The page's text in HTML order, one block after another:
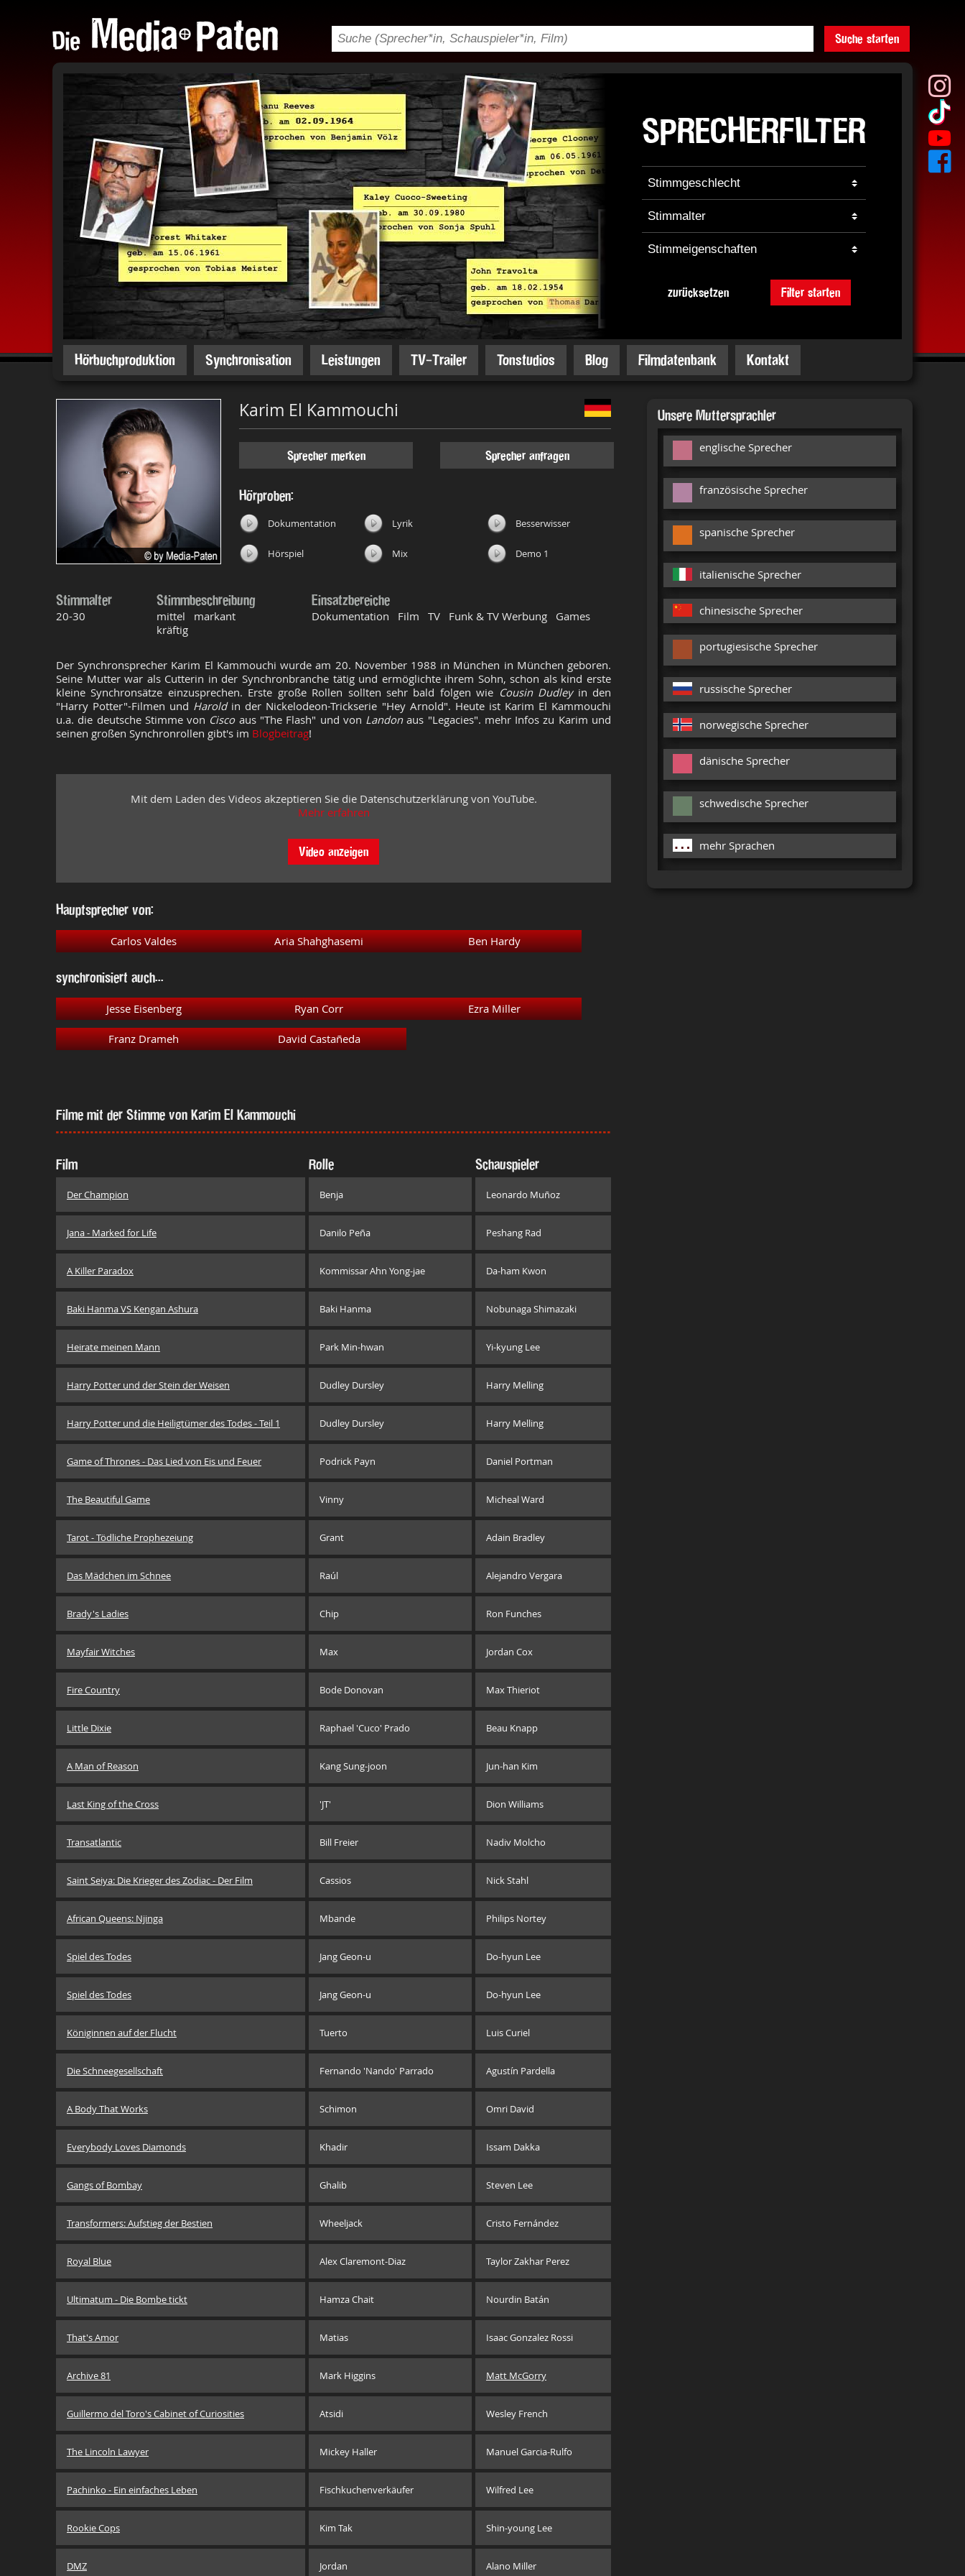
Suche starten
SPRECHERFILTER
zurücksetzen Filter starten
Hörbuchproduktion Synchronisation Leistungen TV-Trailer Tonstudios Blog Filmdatenbank Kontakt
Karim El Kammouchi
Sprecher merken Sprecher anfragen
Hörproben:
Dokumentation Lyrik Besserwisser
Hörspiel Mix Demo 1
Stimmalter Stimmbeschreibung Einsatzbereiche
20-30
mittel markant
kräftig
Dokumentation Film TV Funk & TV Werbung Games
Der Synchronsprecher Karim El Kammouchi wurde am 20. November 1988 in München in München geboren.
Seine Mutter war als Cutterin in der Synchronbranche tätig und ermöglichte ihrem Sohn, schon als kind erste
kleine Synchronsätze einzusprechen. Erste große Rollen sollten sehr bald folgen wie Cousin Dudleyin den
"Harry Potter"-Filmen und Haroldin der Nickelodeon-Trickserie "Hey Arnold". Heute ist Karim El Kammouchi
u.a. die deutsche Stimme von Ciscoaus "The Flash" und von Landonaus "Legacies". mehr Infos zu Karim und
seinen großen Synchronrollen gibt's im Blogbeitrag!
Mit dem Laden des Videos akzeptieren Sie die Datenschutzerklärung von YouTube.
Mehr erfahren
Video anzeigen
Hauptsprecher von:
Carlos Valdes Aria Shahghasemi Ben Hardy
synchronisiert auch...
Jesse Eisenberg Ryan Corr Ezra Miller
Franz Drameh David Castañeda
Filme mit der Stimme von Karim El Kammouchi
Film Rolle Schauspieler
Der Champion Benja Leonardo Muñoz
Jana - Marked for Life Danilo Peña Peshang Rad
A Killer Paradox Kommissar Ahn Yong-jae Da-ham Kwon
Baki Hanma VS Kengan Ashura Baki Hanma Nobunaga Shimazaki
Heirate meinen Mann Park Min-hwan Yi-kyung Lee
Harry Potter und der Stein der Weisen Dudley Dursley Harry Melling
Harry Potter und die Heiligtümer des Todes - Teil 1 Dudley Dursley Harry Melling
Game of Thrones - Das Lied von Eis und Feuer Podrick Payn Daniel Portman
The Beautiful Game Vinny Micheal Ward
Tarot - Tödliche Prophezeiung Grant Adain Bradley
Das Mädchen im Schnee Raúl Alejandro Vergara
Brady's Ladies Chip Ron Funches
Mayfair Witches Max Jordan Cox
Fire Country Bode Donovan Max Thieriot
Little Dixie Raphael 'Cuco' Prado Beau Knapp
A Man of Reason Kang Sung-joon Jun-han Kim
Last King of the Cross 'JT' Dion Williams
Transatlantic Bill Freier Nadiv Molcho
Saint Seiya: Die Krieger des Zodiac - Der Film Cassios Nick Stahl
African Queens: Njinga Mbande Philips Nortey
Spiel des Todes Jang Geon-u Do-hyun Lee
Spiel des Todes Jang Geon-u Do-hyun Lee
Königinnen auf der Flucht Tuerto Luis Curiel
Die Schneegesellschaft Fernando 'Nando' Parrado Agustín Pardella
A Body That Works Schimon Omri David
Everybody Loves Diamonds Khadir Issam Dakka
Gangs of Bombay Ghalib Steven Lee
Transformers: Aufstieg der Bestien Wheeljack Cristo Fernández
Royal Blue Alex Claremont-Diaz Taylor Zakhar Perez
Ultimatum - Die Bombe tickt Hamza Chait Nourdin Batán
That's Amor Matias Isaac Gonzalez Rossi
Archive 81 Mark Higgins Matt McGorry
Guillermo del Toro's Cabinet of Curiosities Atsidi Wesley French
The Lincoln Lawyer Mickey Haller Manuel Garcia-Rulfo
Pachinko - Ein einfaches Leben Fischkuchenverkäufer Wilfred Lee
Rookie Cops Kim Tak Shin-young Lee
DMZ Jordan Alano Miller
Unsere Muttersprachler
englische Sprecher
französische Sprecher
spanische Sprecher
italienische Sprecher
chinesische Sprecher
portugiesische Sprecher
russische Sprecher
norwegische Sprecher
dänische Sprecher
schwedische Sprecher
mehr Sprachen